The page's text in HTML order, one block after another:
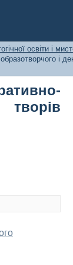
освіти і
і